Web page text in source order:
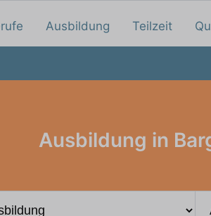
Ausbildung Teilzeit
Ausbildung in